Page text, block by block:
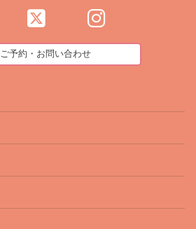
ご予約・お問い合わせ